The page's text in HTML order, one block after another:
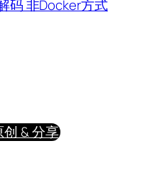
码 非Docker方式
& 分享